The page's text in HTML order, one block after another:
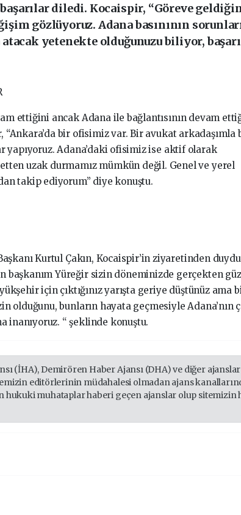
diledi. Kocaispir, “Göreve
gözlüyoruz. Adana basınının
yetenekte olduğunuzu biliyor,
ettiğini ancak Adana ile bağlantısının devam
bir ofisimiz var. Bir avukat arkadaşımla
yapıyoruz. Adana’daki ofisimiz ise aktif olarak
uzak durmamız mümkün değil. Genel ve yerel
takip ediyorum” diye konuştu.
Kurtul Çakın, Kocaispir’in ziyaretinden
başkanım Yüreğir sizin döneminizde gerçekten
için çıktığınız yarışta geriye düştünüz ama
bunların hayata geçmesiyle Adana’nın
inanıyoruz. “ şeklinde konuştu.
(İHA), Demirören Haber Ajansı (DHA) ve diğer ajanslar
editörlerinin müdahalesi olmadan ajans
hukuki muhataplar haberi geçen ajanslar olup sitemizin